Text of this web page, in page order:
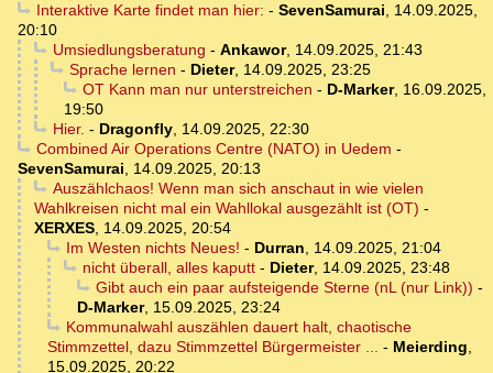
Interaktive Karte findet man hier: - SevenSamurai, 14.09.2025,
20:10
Umsiedlungsberatung - Ankawor, 14.09.2025, 21:43
Sprache lernen - Dieter, 14.09.2025, 23:25
OT Kann man nur unterstreichen - D-Marker, 16.09.2025,
19:50
Hier. - Dragonfly, 14.09.2025, 22:30
Combined Air Operations Centre (NATO) in Uedem -
SevenSamurai, 14.09.2025, 20:13
Auszählchaos! Wenn man sich anschaut in wie vielen
Wahlkreisen nicht mal ein Wahllokal ausgezählt ist (OT) -
XERXES, 14.09.2025, 20:54
Im Westen nichts Neues! - Durran, 14.09.2025, 21:04
nicht überall, alles kaputt- Dieter, 14.09.2025, 23:48
Gibt auch ein paar aufsteigende Sterne (nL (nur Link)) -
D-Marker, 15.09.2025, 23:24
Kommunalwahl auszählen dauert halt, chaotische
Stimmzettel, dazu Stimmzettel Bürgermeister ... - Meierding,
15.09.2025, 20:22